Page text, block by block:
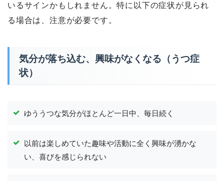
いるサインかもしれません。特に以下の症状が見られ
る場合は、注意が必要です。
気分が落ち込む、興味がなくなる（うつ症
状）
ゆううつな気分がほとんど一日中、毎日続く
以前は楽しめていた趣味や活動に全く興味が湧かな
い、喜びを感じられない